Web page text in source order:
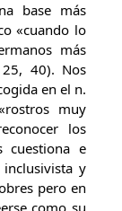
base más
«cuando lo
más
40). Nos
en el n.
muy
los
cuestiona e
y
pero en
como su